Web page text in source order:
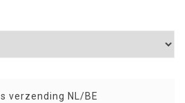
verzending NL/BE